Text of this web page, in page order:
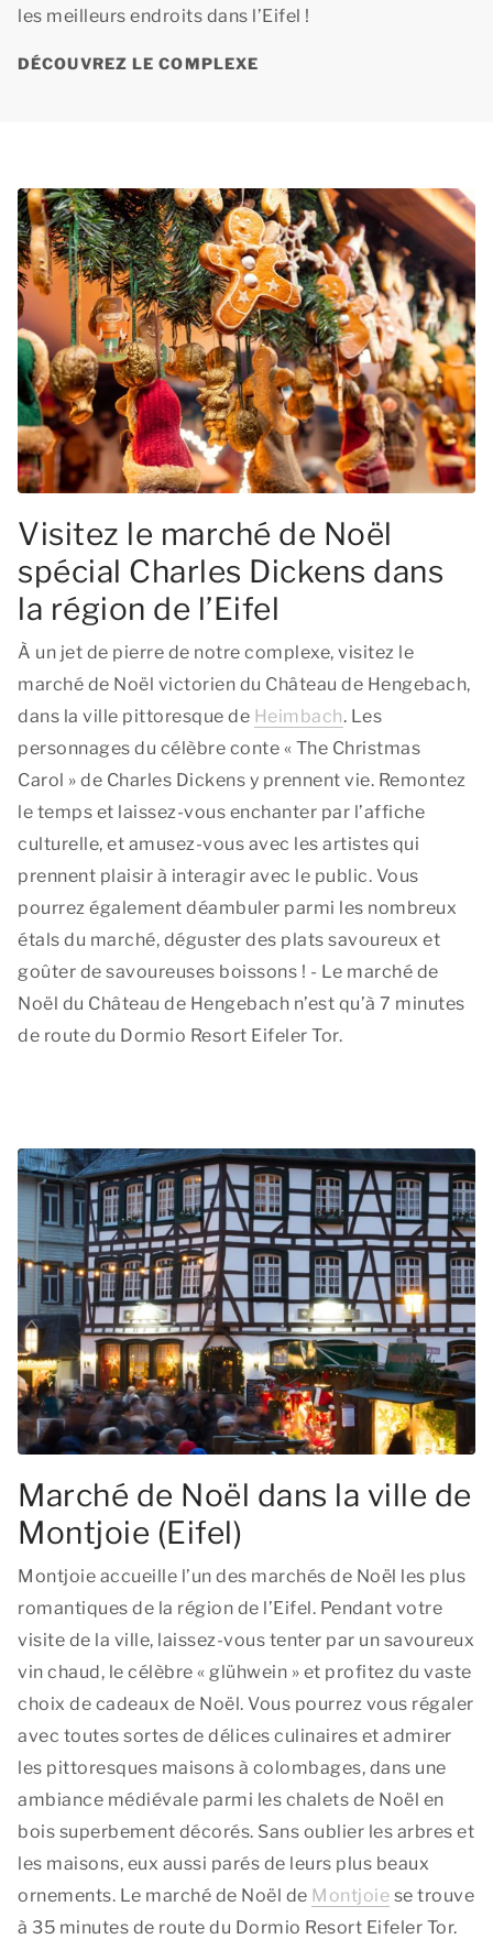
les meilleurs endroits dans l’Eifel !
DÉCOUVREZ LE COMPLEXE
Visitez le marché de Noël
spécial Charles Dickens dans
la région de l’Eifel
À un jet de pierre de notre complexe, visitez le
marché de Noël victorien du Château de Hengebach,
dans la ville pittoresque de Heimbach. Les
personnages du célèbre conte « The Christmas
Carol » de Charles Dickens y prennent vie. Remontez
le temps et laissez-vous enchanter par l’affiche
culturelle, et amusez-vous avec les artistes qui
prennent plaisir à interagir avec le public. Vous
pourrez également déambuler parmi les nombreux
étals du marché, déguster des plats savoureux et
goûter de savoureuses boissons ! - Le marché de
Noël du Château de Hengebach n’est qu’à 7 minutes
de route du Dormio Resort Eifeler Tor.
Marché de Noël dans la ville de
Montjoie (Eifel)
Montjoie accueille l’un des marchés de Noël les plus
romantiques de la région de l’Eifel. Pendant votre
visite de la ville, laissez-vous tenter par un savoureux
vin chaud, le célèbre « glühwein » et profitez du vaste
choix de cadeaux de Noël. Vous pourrez vous régaler
avec toutes sortes de délices culinaires et admirer
les pittoresques maisons à colombages, dans une
ambiance médiévale parmi les chalets de Noël en
bois superbement décorés. Sans oublier les arbres et
les maisons, eux aussi parés de leurs plus beaux
ornements. Le marché de Noël de Montjoie se trouve
à 35 minutes de route du Dormio Resort Eifeler Tor.